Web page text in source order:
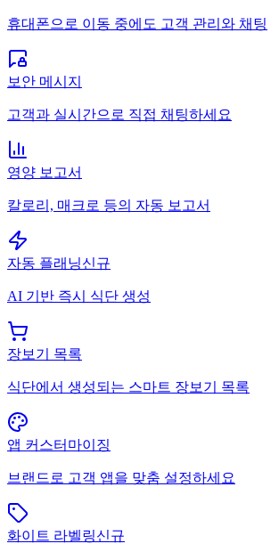
휴대폰으로 이동 중에도 고객 관리와 채팅
보안 메시지
고객과 실시간으로 직접 채팅하세요
영양 보고서
칼로리, 매크로 등의 자동 보고서
자동 플래닝신규
AI 기반 즉시 식단 생성
장보기 목록
식단에서 생성되는 스마트 장보기 목록
앱 커스터마이징
브랜드로 고객 앱을 맞춤 설정하세요
화이트 라벨링신규